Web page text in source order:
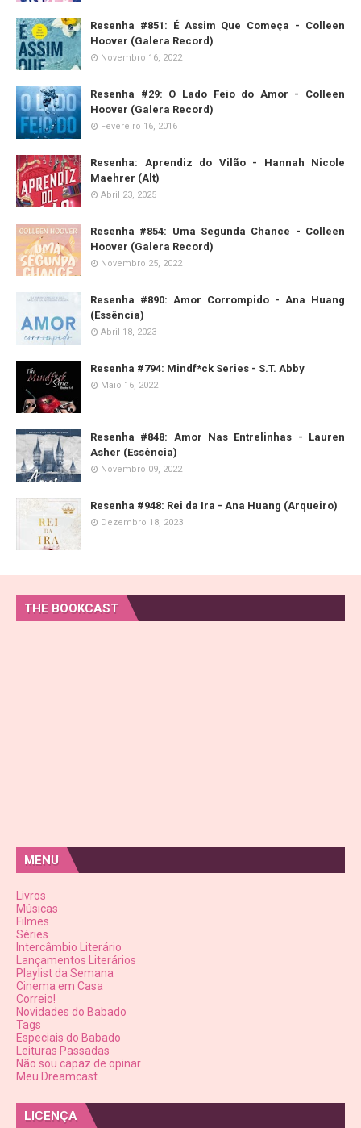
Resenha #851: É Assim Que Começa - Colleen
Hoover (Galera Record)
Novembro 16, 2022
Resenha #29: O Lado Feio do Amor - Colleen
Hoover (Galera Record)
Fevereiro 16, 2016
Resenha: Aprendiz do Vilão - Hannah Nicole
Maehrer (Alt)
Abril 23, 2025
Resenha #854: Uma Segunda Chance - Colleen
Hoover (Galera Record)
Novembro 25, 2022
Resenha #890: Amor Corrompido - Ana Huang
(Essência)
Abril 18, 2023
Resenha #794: Mindf*ck Series - S.T. Abby
Maio 16, 2022
Resenha #848: Amor Nas Entrelinhas - Lauren
Asher (Essência)
Novembro 09, 2022
Resenha #948: Rei da Ira - Ana Huang (Arqueiro)
Dezembro 18, 2023
THE BOOKCAST
MENU
Livros
Músicas
Filmes
Séries
Intercâmbio Literário
Lançamentos Literários
Playlist da Semana
Cinema em Casa
Correio!
Novidades do Babado
Tags
Especiais do Babado
Leituras Passadas
Não sou capaz de opinar
Meu Dreamcast
LICENÇA